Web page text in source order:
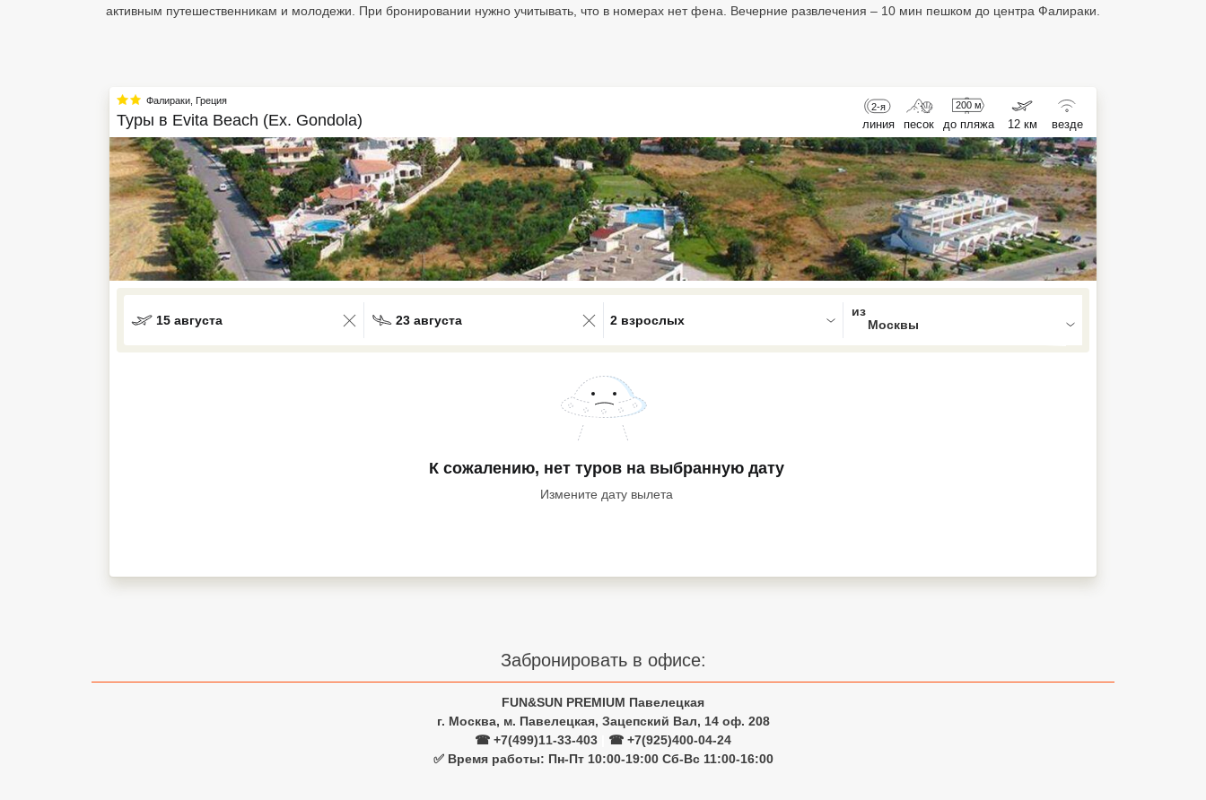
активным путешественникам и молодежи. При бронировании нужно учитывать, что в номерах нет фена. Вечерние развлечения – 10 мин пешком до центра Фалираки.
Фалираки Греция
Туры в Evita Beach (Ex. Gondola)
2-я
линия песок
200 м
до пляжа 12 км везде
15 августа 23 августа
0 results available. Select is focused , press Down to open the menu,
2 взрослых
К сожалению, нет туров на выбранную дату
Измените дату вылета
Забронировать в офисе:
FUN&SUN PREMIUM Павелецкая
г. Москва, м. Павелецкая, Зацепский Вал, 14 оф. 208
☎ +7(499)11-33-403
☎ +7(925)400-04-24
✅ Время работы: Пн-Пт 10:00-19:00 Сб-Вс 11:00-16:00
Северный Гоа
Большой Сочи